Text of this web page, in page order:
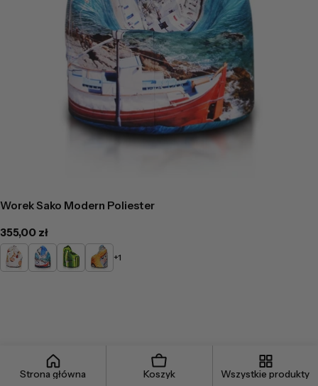
Worek Sako Modern Poliester
Cena
regularna
355,00 zł
DG12
DG13 DG14 DG16 +1
Strona główna Koszyk Wszystkie produkty